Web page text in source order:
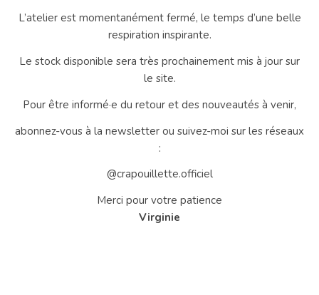
L’atelier est momentanément fermé, le temps d’une belle
respiration inspirante.
Le stock disponible sera très prochainement mis à jour sur
le site.
Pour être informé·e du retour et des nouveautés à venir,
abonnez-vous à la newsletter ou suivez-moi sur les réseaux
:
@crapouillette.officiel
Merci pour votre patience
Virginie